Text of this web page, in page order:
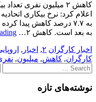
کاهش ۲ میلیون نفری
اعلام کرد: نرخ بیکاری
به بعد است. کاهش ۲…
اخبار کارگران ۲, اخبار ,
کارگران, کاهش, میلیون,
Search
for:
نوشته‌های تازه